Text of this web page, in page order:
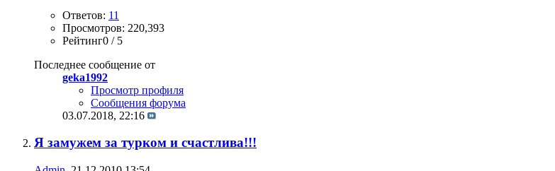
Ответов: 11
Просмотров: 220,393
Рейтинг0 / 5
Последнее сообщение от
geka1992
Просмотр профиля
Сообщения форума
03.07.2018, 22:16
Я замужем за турком и счастлива!!!